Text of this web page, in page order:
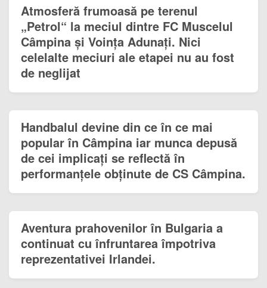
Atmosferă frumoasă pe terenul
„Petrol“ la meciul dintre FC Muscelul
Câmpina și Voința Adunați. Nici
celelalte meciuri ale etapei nu au fost
de neglijat
Handbalul devine din ce în ce mai
popular în Câmpina iar munca depusă
de cei implicați se reflectă în
performanțele obținute de CS Câmpina.
Aventura prahovenilor în Bulgaria a
continuat cu înfruntarea împotriva
reprezentativei Irlandei.